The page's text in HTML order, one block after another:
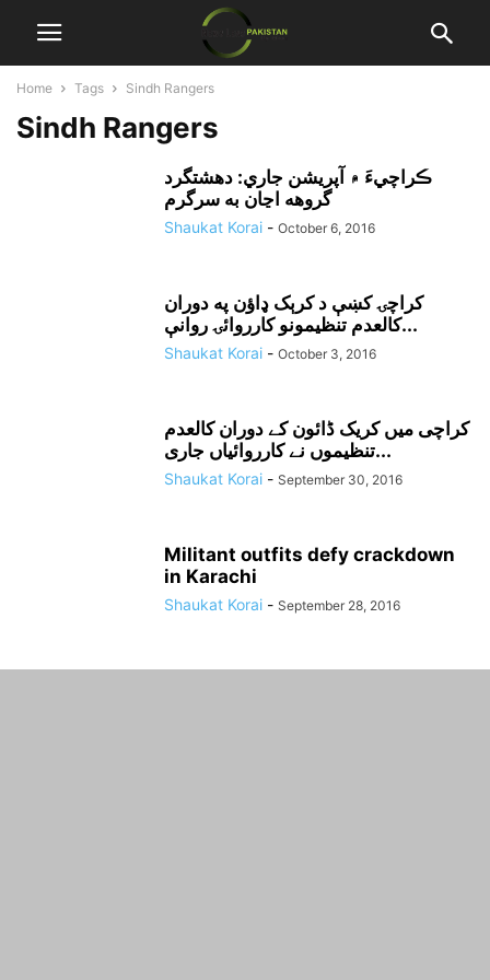
Home Tags Sindh Rangers
Sindh Rangers
ڪراچيءَ ۾ آپريشن جاري: دهشتگرد
گروهه اڃان به سرگرم
Shaukat Korai - October 6, 2016
کراچۍ کښې د کرېک ډاؤن په دوران
کالعدم تنظيمونو کارروائۍ روانې...
Shaukat Korai - October 3, 2016
کراچی میں کریک ڈائون کے دوران کالعدم
تنظیموں نے کارروائیاں جاری...
Shaukat Korai - September 30, 2016
Militant outfits defy crackdown
in Karachi
Shaukat Korai - September 28, 2016